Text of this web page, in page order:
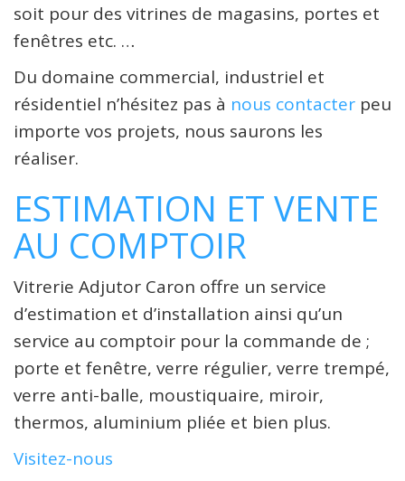
soit pour des vitrines de magasins, portes et
fenêtres etc. …
Du domaine commercial, industriel et
résidentiel n’hésitez pas à nous contacter peu
importe vos projets, nous saurons les
réaliser.
ESTIMATION ET VENTE
AU COMPTOIR
Vitrerie Adjutor Caron offre un service
d’estimation et d’installation ainsi qu’un
service au comptoir pour la commande de ;
porte et fenêtre, verre régulier, verre trempé,
verre anti-balle, moustiquaire, miroir,
thermos, aluminium pliée et bien plus.
Visitez-nous